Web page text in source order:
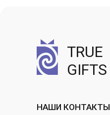
TRUE
GIFTS
НАШИ КОНТАКТЫ